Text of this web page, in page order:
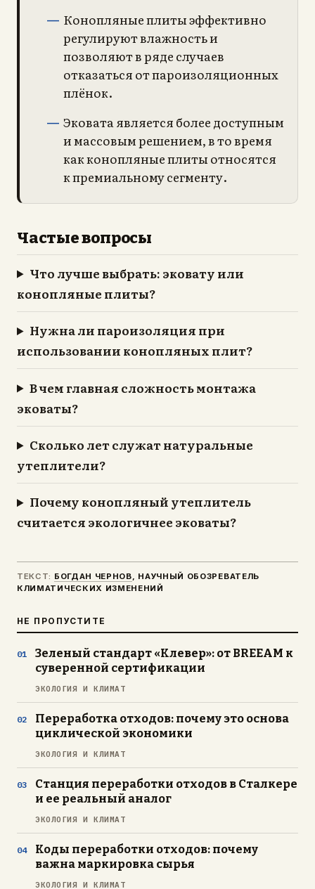
Конопляные плиты эффективно
регулируют влажность и
позволяют в ряде случаев
отказаться от пароизоляционных
плёнок.
Эковата является более доступным
и массовым решением, в то время
как конопляные плиты относятся
к премиальному сегменту.
Частые вопросы
Что лучше выбрать: эковату или
конопляные плиты?
Нужна ли пароизоляция при
использовании конопляных плит?
В чем главная сложность монтажа
эковаты?
Сколько лет служат натуральные
утеплители?
Почему конопляный утеплитель
считается экологичнее эковаты?
ТЕКСТ: БОГДАН ЧЕРНОВ, НАУЧНЫЙ ОБОЗРЕВАТЕЛЬ
КЛИМАТИЧЕСКИХ ИЗМЕНЕНИЙ
НЕ ПРОПУСТИТЕ
Зеленый стандарт «Клевер»: от BREEAM к
суверенной сертификации
ЭКОЛОГИЯ И КЛИМАТ
Переработка отходов: почему это основа
циклической экономики
ЭКОЛОГИЯ И КЛИМАТ
Станция переработки отходов в Сталкере
и ее реальный аналог
ЭКОЛОГИЯ И КЛИМАТ
Коды переработки отходов: почему
важна маркировка сырья
ЭКОЛОГИЯ И КЛИМАТ